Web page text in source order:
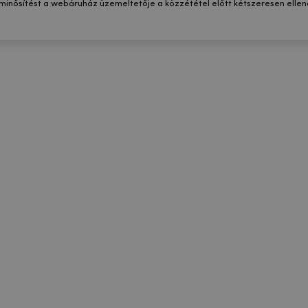
a webáruház üzemeltetője a közzététel előtt kétszeresen